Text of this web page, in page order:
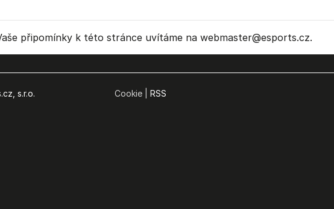
připomínky k této stránce uvítáme na webmaster@esports.cz.
s.r.o. Cookie | RSS